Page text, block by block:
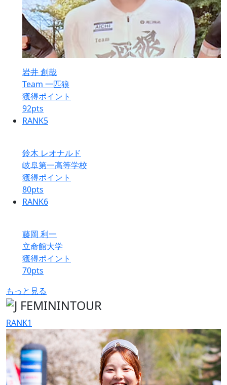
岩井 創哉
Team 一匹狼
獲得ポイント
92pts
RANK5
鈴木 レオナルド
岐阜第一高等学校
獲得ポイント
80pts
RANK6
藤岡 利一
立命館大学
獲得ポイント
70pts
もっと見る
RANK1